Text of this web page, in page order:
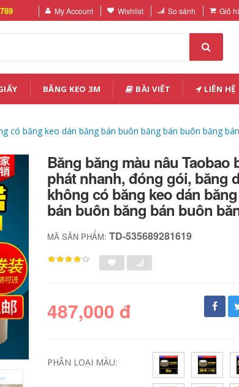
My Account Wishlist So sánh Giỏ
BĂNG KEO 3M BÀI VIẾT LIÊN HỆ
có băng keo dán băng bán buôn băng bán buôn băng
Băng băng màu nâu Taobao
phát nhanh, đóng gói, băng
không có băng keo dán
bán buôn băng bán buôn
MÃ SẢN PHẨM:TD-535689281619
487,000 đ
PHÂN LOẠI MÀU: